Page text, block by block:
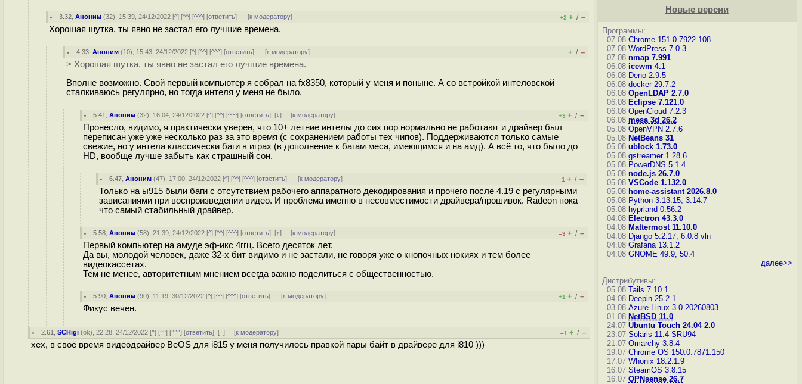
3.32 ,Аноним (32), 15:39, 24/12/2022 [^] [^^] [^^^] [ответить] [к модератору] +2 + / –
Хорошая шутка, ты явно не застал его лучшие времена.
4.33 ,Аноним (10), 15:43, 24/12/2022 [^] [^^] [^^^] [ответить] [к модератору] + / –
> Хорошая шутка, ты явно не застал его лучшие времена.
Вполне возможно. Свой первый компьютер я собрал на fx8350, который у меня и поныне. А со встройкой интеловской
сталкиваюсь регулярно, но тогда интеля у меня не было.
5.41 ,Аноним (32), 16:04, 24/12/2022 [^] [^^] [^^^] [ответить][↓] [к модератору] +3 + / –
Пронесло, видимо, я практически уверен, что 10+ летние интелы до сих пор нормально не работают и драйвер был
переписан уже уже несколько раз за это время (с сохранением работы тех чипов). Поддерживаются только самые
свежие, но у интела классически баги в играх (в дополнение к багам меса, имеющимся и на амд). А всё то, что было до
HD, вообще лучше забыть как страшный сон.
6.47 ,Аноним (47), 17:00, 24/12/2022 [^] [^^] [^^^] [ответить] [к модератору] –1 + / –
Только на ы915 были баги с отсутствием рабочего аппаратного декодирования и прочего после 4.19 с регулярными
зависаниями при воспроизведении видео. И проблема именно в несовместимости драйвера/прошивок. Radeon пока
что самый стабильный драйвер.
5.58 ,Аноним (58), 21:39, 24/12/2022 [^] [^^] [^^^] [ответить][↑] [к модератору] –3 + / –
Первый компьютер на амуде эф-икс 4ггц. Всего десяток лет.
Да вы, молодой человек, даже 32-х бит видимо и не застали, не говоря уже о кнопочных нокиях и тем более
видеокассетах.
Тем не менее, авторитетным мнением всегда важно поделиться с общественностью.
5.90 ,Аноним (90), 11:19, 30/12/2022 [^] [^^] [^^^] [ответить] [к модератору] +1 + / –
Фикус вечен.
2.61 ,SCHigi (ok), 22:28, 24/12/2022 [^] [^^] [^^^] [ответить][↑] [к модератору] –1 + / –
хех, в своё время видеодрайвер BeOS для i815 у меня получилось правкой пары байт в драйвере для i810 )))
Новые версии
Программы:
07.08 Chrome 151.0.7922.108
07.08 WordPress 7.0.3
07.08 nmap 7.991
06.08 icewm 4.1
06.08 Deno 2.9.5
06.08 docker 29.7.2
06.08 OpenLDAP 2.7.0
06.08 Eclipse 7.121.0
06.08 OpenCloud 7.2.3
06.08 mesa 3d 26.2
05.08 OpenVPN 2.7.6
05.08 NetBeans 31
05.08 ublock 1.73.0
05.08 gstreamer 1.28.6
05.08 PowerDNS 5.1.4
05.08 node.js 26.7.0
05.08 VSCode 1.132.0
05.08 home-assistant 2026.8.0
05.08 Python 3.13.15, 3.14.7
05.08 hyprland 0.56.2
04.08 Electron 43.3.0
04.08 Mattermost 11.10.0
04.08 Django 5.2.17, 6.0.8 vln
04.08 Grafana 13.1.2
04.08 GNOME 49.9, 50.4
далее>>
Дистрибутивы:
05.08 Tails 7.10.1
04.08 Deepin 25.2.1
03.08 Azure Linux 3.0.20260803
01.08 NetBSD 11.0
24.07 Ubuntu Touch 24.04 2.0
23.07 Solaris 11.4 SRU94
21.07 Omarchy 3.8.4
19.07 Chrome OS 150.0.7871.150
17.07 Whonix 18.2.1.9
16.07 SteamOS 3.8.15
16.07 OPNsense 26.7